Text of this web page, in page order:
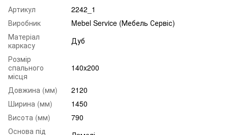
Артикул
2242_1
Виробник
Mebel Service (Мебель Сервіс)
Матеріал
каркасу
Дуб
Розмір
спального
місця
140x200
Довжина (мм)
2120
Ширина (мм)
1450
Висота (мм)
790
Основа під